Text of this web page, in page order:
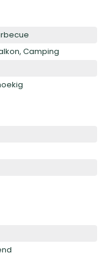
Camping